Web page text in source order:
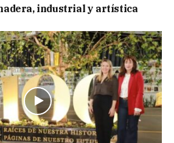
industrial y artística